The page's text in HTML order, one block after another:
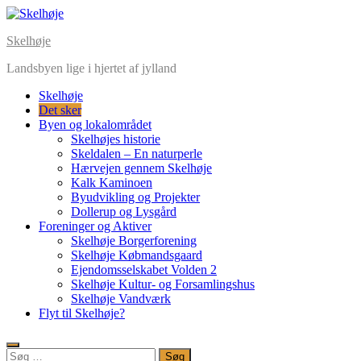
Skip
content
Skelhøje
Landsbyen lige i hjertet af jylland
Skelhøje
Det sker
Byen og lokalområdet
Skelhøjes historie
Skeldalen – En naturperle
Hærvejen gennem Skelhøje
Kalk Kaminoen
Byudvikling og Projekter
Dollerup og Lysgård
Foreninger og Aktiver
Skelhøje Borgerforening
Skelhøje Købmandsgaard
Ejendomsselskabet Volden 2
Skelhøje Kultur- og Forsamlingshus
Skelhøje Vandværk
Flyt til Skelhøje?
Søg